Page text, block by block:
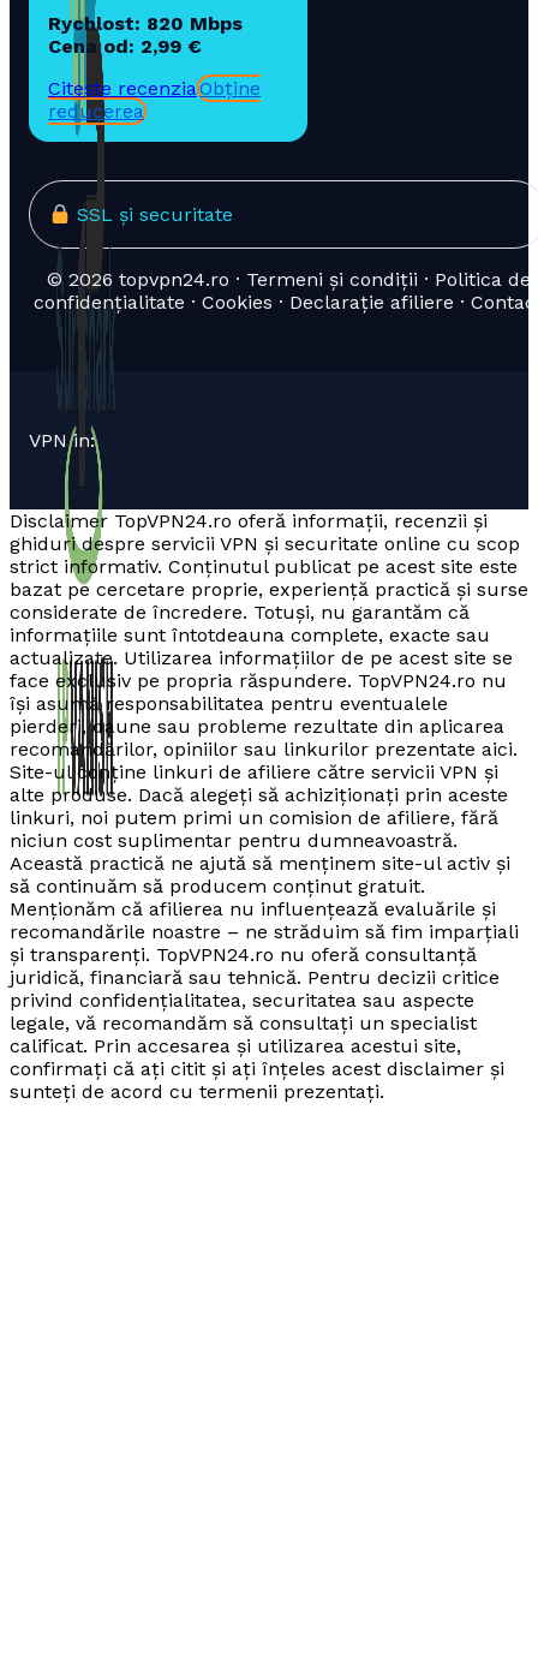
Rychlost: 820 Mbps
Cena od: 2,99 €
Citește recenziaObține
reducerea
SSL și securitate
© 2026 topvpn24.ro · Termeni și condiții · Politica de
confidențialitate · Cookies · Declarație afiliere ·
VPN in:
Disclaimer TopVPN24.ro oferă informații, recenzii și
ghiduri despre servicii VPN și securitate online cu scop
strict informativ. Conținutul publicat pe acest site este
bazat pe cercetare proprie, experiență practică și surse
considerate de încredere. Totuși, nu garantăm că
informațiile sunt întotdeauna complete, exacte sau
actualizate. Utilizarea informațiilor de pe acest site se
face exclusiv pe propria răspundere. TopVPN24.ro nu
își asumă responsabilitatea pentru eventualele
pierderi, daune sau probleme rezultate din aplicarea
recomandărilor, opiniilor sau linkurilor prezentate aici.
Site-ul conține linkuri de afiliere către servicii VPN și
alte produse. Dacă alegeți să achiziționați prin aceste
linkuri, noi putem primi un comision de afiliere, fără
niciun cost suplimentar pentru dumneavoastră.
Această practică ne ajută să menținem site-ul activ și
să continuăm să producem conținut gratuit.
Menționăm că afilierea nu influențează evaluările și
recomandările noastre – ne străduim să fim imparțiali
și transparenți. TopVPN24.ro nu oferă consultanță
juridică, financiară sau tehnică. Pentru decizii critice
privind confidențialitatea, securitatea sau aspecte
legale, vă recomandăm să consultați un specialist
calificat. Prin accesarea și utilizarea acestui site,
confirmați că ați citit și ați înțeles acest disclaimer și
sunteți de acord cu termenii prezentați.